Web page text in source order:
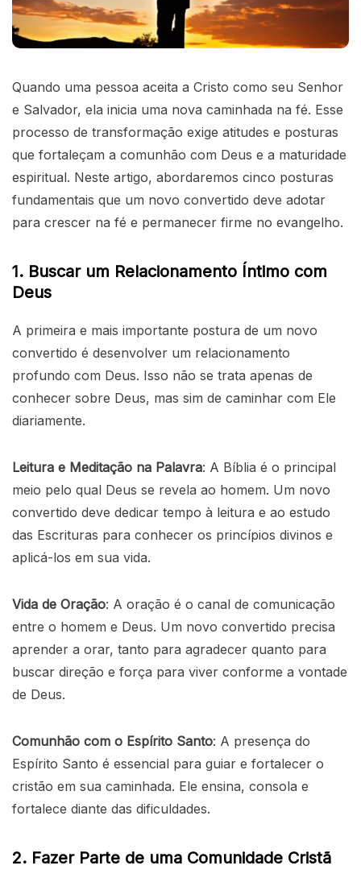
Quando uma pessoa aceita a Cristo como seu Senhor
e Salvador, ela inicia uma nova caminhada na fé. Esse
processo de transformação exige atitudes e posturas
que fortaleçam a comunhão com Deus e a maturidade
espiritual. Neste artigo, abordaremos cinco posturas
fundamentais que um novo convertido deve adotar
para crescer na fé e permanecer firme no evangelho.
1. Buscar um Relacionamento Íntimo com
Deus
A primeira e mais importante postura de um novo
convertido é desenvolver um relacionamento
profundo com Deus. Isso não se trata apenas de
conhecer sobre Deus, mas sim de caminhar com Ele
diariamente.
Leitura e Meditação na Palavra: A Bíblia é o principal
meio pelo qual Deus se revela ao homem. Um novo
convertido deve dedicar tempo à leitura e ao estudo
das Escrituras para conhecer os princípios divinos e
aplicá-los em sua vida.
Vida de Oração: A oração é o canal de comunicação
entre o homem e Deus. Um novo convertido precisa
aprender a orar, tanto para agradecer quanto para
buscar direção e força para viver conforme a vontade
de Deus.
Comunhão com o Espírito Santo: A presença do
Espírito Santo é essencial para guiar e fortalecer o
cristão em sua caminhada. Ele ensina, consola e
fortalece diante das dificuldades.
2. Fazer Parte de uma Comunidade Cristã